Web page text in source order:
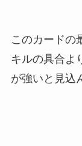
このカードの
キルの具合よ
が強いと見込